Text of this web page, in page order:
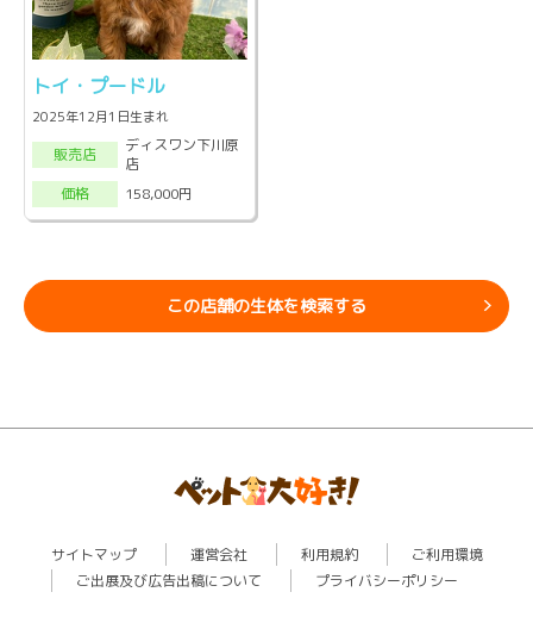
トイ・プードル
2025年12月1日生まれ
販売店
ディスワン下川原
店
価格
158,000円
この店舗の生体を検索する
サイトマップ 運営会社 利用規約
ご利用環境
ご出展及び広告出稿について
プライバシーポリシー